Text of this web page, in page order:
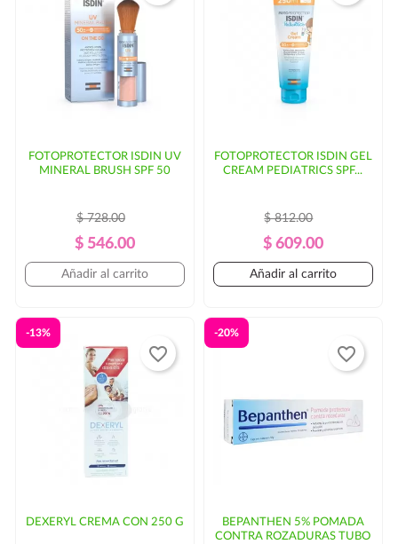
FOTOPROTECTOR ISDIN UV
MINERAL BRUSH SPF 50
Precio
Regular
$ 728.00
Precio
$ 546.00
Añadir al carrito
FOTOPROTECTOR ISDIN GEL
CREAM PEDIATRICS SPF...
Precio
Regular
$ 812.00
Precio
$ 609.00
Añadir al carrito
DEXERYL CREMA CON 250 G
-13%
favorite_border
BEPANTHEN 5% POMADA
CONTRA ROZADURAS TUBO
-20%
favorite_border